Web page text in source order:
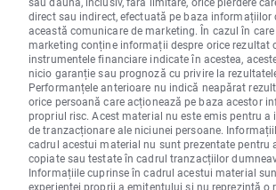
direct sau indirect, efectuată pe baza informațiilor
această comunicare de marketing. În cazul în
marketing conține informații despre orice rezultat
instrumentele financiare indicate în acestea,
nicio garanție sau prognoză cu privire la
Performanțele anterioare nu indică neapărat
orice persoană care acționează pe baza acestor
propriul risc. Acest material nu este emis pentru a
de tranzacționare ale niciunei persoane.
cadrul acestui material nu sunt prezentate pentru
copiate sau testate în cadrul tranzacțiilor
Informațiile cuprinse în cadrul acestui material
experienței proprii a emitentului și nu reprezintă o